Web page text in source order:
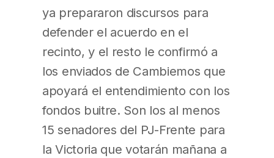
ya prepararon discursos para
defender el acuerdo en el
recinto, y el resto le confirmó a
los enviados de Cambiemos que
apoyará el entendimiento con los
fondos buitre. Son los al menos
15 senadores del PJ-Frente para
la Victoria que votarán mañana a